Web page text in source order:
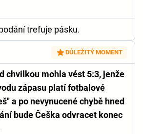
trefuje pásku.
DŮLEŽITÝ MOMENT
chvilkou mohla vést 5:3, jenže
zápasu platí fotbalové
a po nevynucené chybě hned
bude Češka odvracet konec